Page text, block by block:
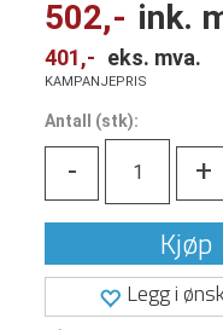
502,- ink.
401,- eks. mva.
KAMPANJEPRIS
Antall (stk):
- +
Kjøp
Legg i